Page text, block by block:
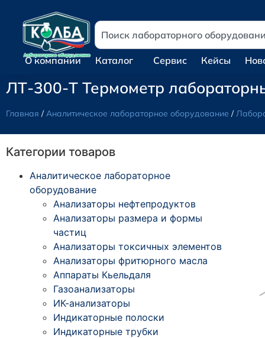
О компании Каталог Сервис Кейсы
ЛТ-300-Т Термометр
Главная /Аналитическое лабораторное оборудование /
Категории товаров
Аналитическое лабораторное
оборудование
Анализаторы нефтепродуктов
Анализаторы размера и формы
частиц
Анализаторы токсичных элементов
Анализаторы фритюрного масла
Аппараты Кьельдаля
Газоанализаторы
ИК-анализаторы
Индикаторные полоски
Индикаторные трубки